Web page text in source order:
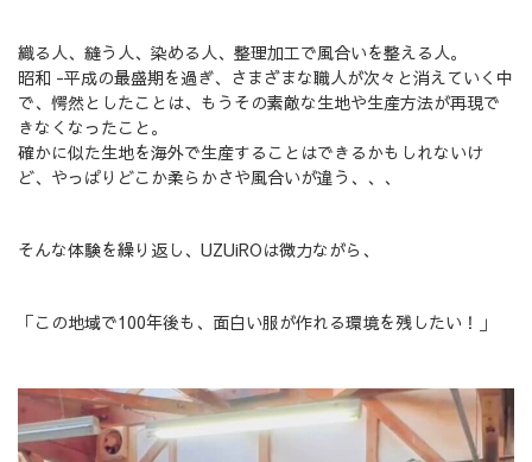
織る人、縫う人、染める人、整理加工で風合いを整える人。
昭和 -平成の最盛期を過ぎ、さまざまな職人が次々と消えていく中
で、愕然としたことは、もうその素敵な生地や生産方法が再現で
きなくなったこと。
確かに似た生地を海外で生産することはできるかもしれないけ
ど、やっぱりどこか柔らかさや風合いが違う、、、
そんな体験を繰り返し、UZUiROは微力ながら、
「この地域で100年後も、面白い服が作れる環境を残したい！」